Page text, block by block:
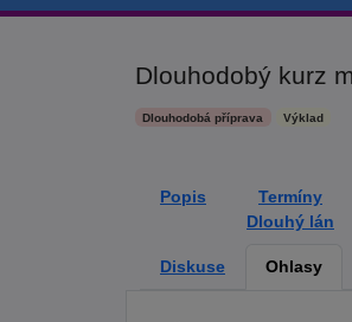
Dlouhodobý kurz
Dlouhodobá příprava Výklad
Popis
Termíny
Dlouhý lán
Diskuse Ohlasy